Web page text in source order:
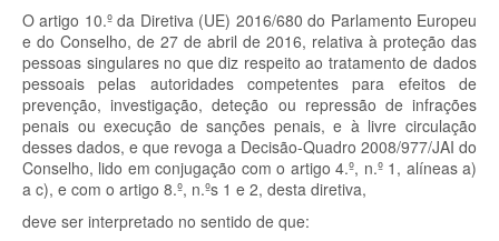
O artigo 10.º da Diretiva (UE) 2016/680 do Parlamento Europeu
e do Conselho, de 27 de abril de 2016, relativa à proteção das
pessoas singulares no que diz respeito ao tratamento de dados
pessoais pelas autoridades competentes para efeitos de
prevenção, investigação, deteção ou repressão de infrações
penais ou execução de sanções penais, e à livre circulação
desses dados, e que revoga a Decisão-Quadro 2008/977/JAI do
Conselho, lido em conjugação com o artigo 4.º, n.º 1, alíneas a)
a c), e com o artigo 8.º, n.ºs 1 e 2, desta diretiva,
deve ser interpretado no sentido de que: